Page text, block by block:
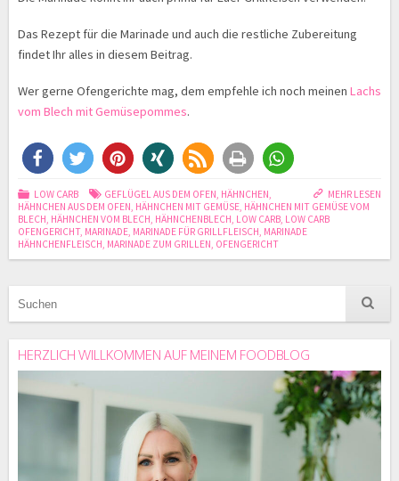
Das Rezept für die Marinade und auch die restliche Zubereitung
findet Ihr alles in diesem Beitrag.
Wer gerne Ofengerichte mag, dem empfehle ich noch meinen Lachs
vom Blech mit Gemüsepommes.
MEHR LESEN
LOW CARB GEFLÜGEL AUS DEM OFEN, HÄHNCHEN,
HÄHNCHEN AUS DEM OFEN, HÄHNCHEN MIT GEMÜSE, HÄHNCHEN MIT GEMÜSE VOM
BLECH, HÄHNCHEN VOM BLECH, HÄHNCHENBLECH, LOW CARB, LOW CARB
OFENGERICHT, MARINADE, MARINADE FÜR GRILLFLEISCH, MARINADE
HÄHNCHENFLEISCH, MARINADE ZUM GRILLEN, OFENGERICHT
HERZLICH WILLKOMMEN AUF MEINEM FOODBLOG